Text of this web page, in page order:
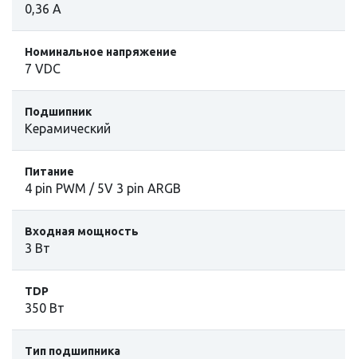
0,36 А
Номинальное напряжение
7 VDC
Подшипник
Керамический
Питание
4 pin PWM / 5V 3 pin ARGB
Входная мощность
3 Вт
TDP
350 Вт
Тип подшипника